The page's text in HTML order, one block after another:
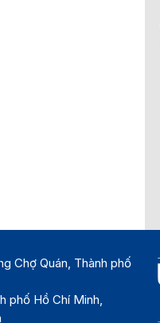
Chợ Quán, Thành phố
phố Hồ Chí Minh,